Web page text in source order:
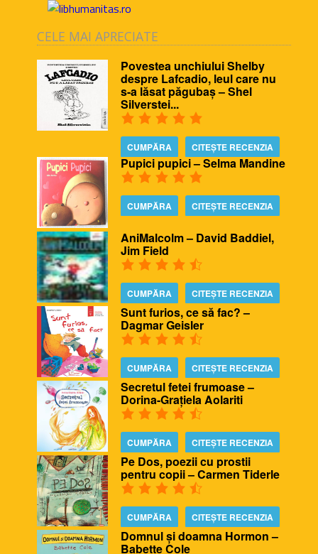
CELE MAI APRECIATE
Povestea unchiului Shelby
despre Lafcadio, leul care nu
s-a lăsat păgubaș – Shel
Silverstei...
CUMPĂRA CITEȘTE RECENZIA
Pupici pupici – Selma Mandine
CUMPĂRA CITEȘTE RECENZIA
AniMalcolm – David Baddiel,
Jim Field
CUMPĂRA CITEȘTE RECENZIA
Sunt furios, ce să fac? –
Dagmar Geisler
CUMPĂRA CITEȘTE RECENZIA
Secretul fetei frumoase –
Dorina-Grațiela Aolariti
CUMPĂRA CITEȘTE RECENZIA
Pe Dos, poezii cu prostii
pentru copii – Carmen Tiderle
CUMPĂRA CITEȘTE RECENZIA
Domnul și doamna Hormon –
Babette Cole